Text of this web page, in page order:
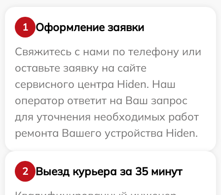
1
Оформление заявки
Свяжитесь с нами по телефону или
оставьте заявку на сайте
сервисного центра Hiden. Наш
оператор ответит на Ваш запрос
для уточнения необходимых работ
ремонта Вашего устройства Hiden.
2
Выезд курьера за 35 минут